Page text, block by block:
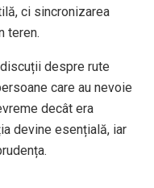
ci sincronizarea
teren.
despre rute
care au nevoie
decât era
devine esențială, iar